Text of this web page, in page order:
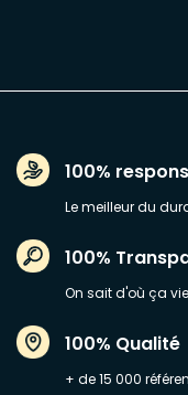
100%
Le meilleur du
100%
On sait d'où ça
100% Qualité
+ de 15 000